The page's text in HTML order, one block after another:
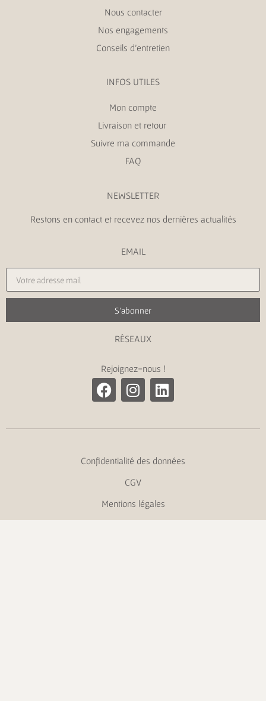
Nous contacter
Nos engagements
Conseils d’entretien
INFOS UTILES
Mon compte
Livraison et retour
Suivre ma commande
FAQ
NEWSLETTER
Restons en contact et recevez nos dernières actualités
EMAIL
S'abonner
RÉSEAUX
Rejoignez-nous !
Confidentialité des données
CGV
Mentions légales